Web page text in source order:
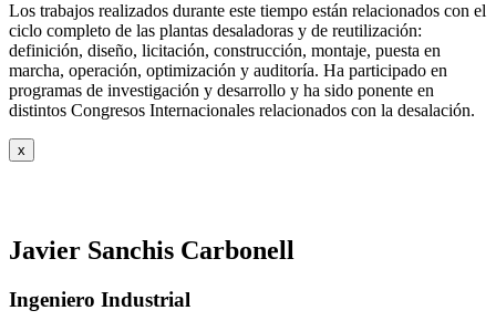
Los trabajos realizados durante este tiempo están relacionados con el
ciclo completo de las plantas desaladoras y de reutilización:
definición, diseño, licitación, construcción, montaje, puesta en
marcha, operación, optimización y auditoría. Ha participado en
programas de investigación y desarrollo y ha sido ponente en
distintos Congresos Internacionales relacionados con la desalación.
x
Javier Sanchis Carbonell
Ingeniero Industrial